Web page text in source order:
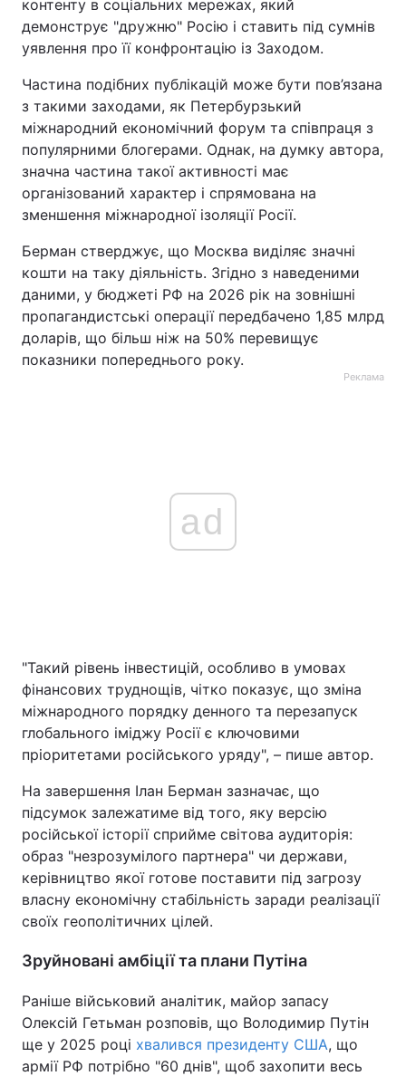
контенту в соціальних мережах, який
демонструє "дружню" Росію і ставить під сумнів
уявлення про її конфронтацію із Заходом.
Частина подібних публікацій може бути пов’язана
з такими заходами, як Петербурзький
міжнародний економічний форум та співпраця з
популярними блогерами. Однак, на думку автора,
значна частина такої активності має
організований характер і спрямована на
зменшення міжнародної ізоляції Росії.
Берман стверджує, що Москва виділяє значні
кошти на таку діяльність. Згідно з наведеними
даними, у бюджеті РФ на 2026 рік на зовнішні
пропагандистські операції передбачено 1,85 млрд
доларів, що більш ніж на 50% перевищує
показники попереднього року.
Реклама
ad
"Такий рівень інвестицій, особливо в умовах
фінансових труднощів, чітко показує, що зміна
міжнародного порядку денного та перезапуск
глобального іміджу Росії є ключовими
пріоритетами російського уряду", – пише автор.
На завершення Ілан Берман зазначає, що
підсумок залежатиме від того, яку версію
російської історії сприйме світова аудиторія:
образ "незрозумілого партнера" чи держави,
керівництво якої готове поставити під загрозу
власну економічну стабільність заради реалізації
своїх геополітичних цілей.
Зруйновані амбіції та плани Путіна
Раніше військовий аналітик, майор запасу
Олексій Гетьман розповів, що Володимир Путін
ще у 2025 році хвалився президенту США, що
армії РФ потрібно "60 днів", щоб захопити весь